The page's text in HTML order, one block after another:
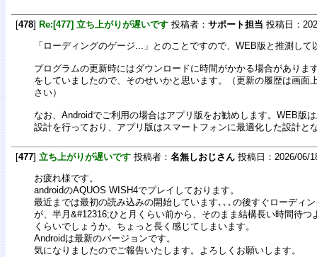
[478] Re:[477] 立ち上がりが遅いです 投稿者： サポート担当 投稿日：
「ローディングのゲージ...」とのことですので、WEB版と推測して
プログラムの更新時にはダウンロードに時間がかかる場合がありま
をしていましたので、そのせいかと思います。（更新の履歴は画面
さい）
なお、Androidでご利用の場合はアプリ版をお勧めします。WEB版
設計を行っており、アプリ版はスマートフォンに最適化した設計と
[477] 立ち上がりが遅いです 投稿者： 名無しおじさん 投稿日：2026/06/
お疲れ様です。
androidのAQUOS WISH4でプレイしております。
最近までは最初の読み込みの開始しています､､､の後すぐローディ
が、半月&#12316;ひと月くらい前から、そのまま結構長い時間待つ
くらいでしょうか。ちょっと長く感じてしまいます。
Androidは最新のバージョンです。
気になりましたのでご報告いたします。よろしくお願いします。